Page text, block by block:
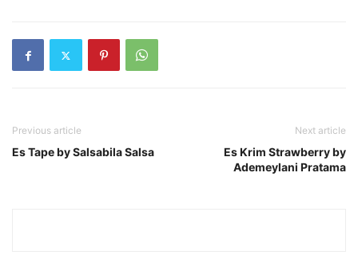
Previous article
Es Tape by Salsabila Salsa
Next article
Es Krim Strawberry by
Ademeylani Pratama